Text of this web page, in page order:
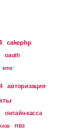
cakephp
oauth
sms
авторизация
онлайн-касса
пвз